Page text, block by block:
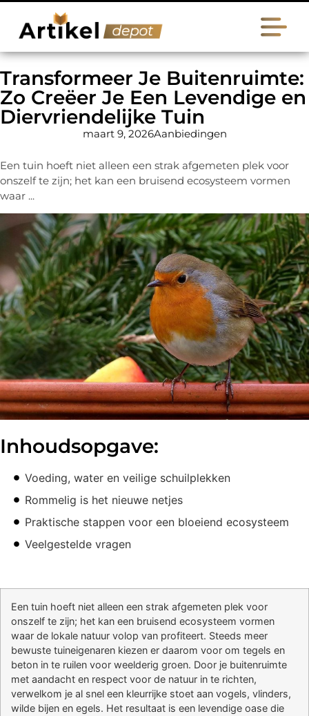
Transformeer Je Buitenruimte:
Zo Creëer Je Een Levendige en
Diervriendelijke Tuin
maart 9, 2026Aanbiedingen
Een tuin hoeft niet alleen een strak afgemeten plek voor
onszelf te zijn; het kan een bruisend ecosysteem vormen
waar ...
Inhoudsopgave:
Voeding, water en veilige schuilplekken
Rommelig is het nieuwe netjes
Praktische stappen voor een bloeiend ecosysteem
Veelgestelde vragen
Een tuin hoeft niet alleen een strak afgemeten plek voor
onszelf te zijn; het kan een bruisend ecosysteem vormen
waar de lokale natuur volop van profiteert. Steeds meer
bewuste tuineigenaren kiezen er daarom voor om tegels en
beton in te ruilen voor weelderig groen. Door je buitenruimte
met aandacht en respect voor de natuur in te richten,
verwelkom je al snel een kleurrijke stoet aan vogels, vlinders,
wilde bijen en egels. Het resultaat is een levendige oase die